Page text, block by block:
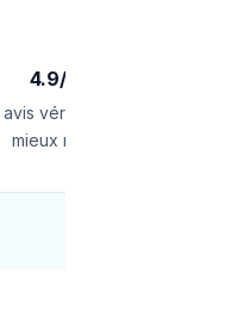
4.9/5 sur Google
vérifiés sur Google. Le
mieux noté de Belgique.